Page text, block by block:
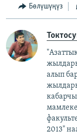
Бөлүшүңүз
алып
2013"